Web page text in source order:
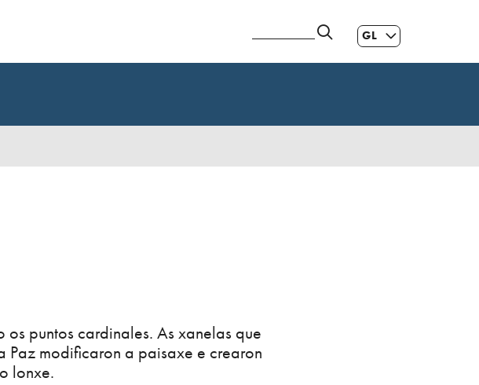
GL
ES|
EN
puntos cardinales. As xanelas que
Paz modificaron a paisaxe e crearon
lonxe.